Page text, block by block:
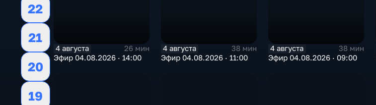
22
21
20
19
4 августа
26 мин
Эфир 04.08.2026 · 14:00
4 августа
38 мин
Эфир 04.08.2026 · 11:00
4 августа
38 мин
Эфир 04.08.2026 · 09:00